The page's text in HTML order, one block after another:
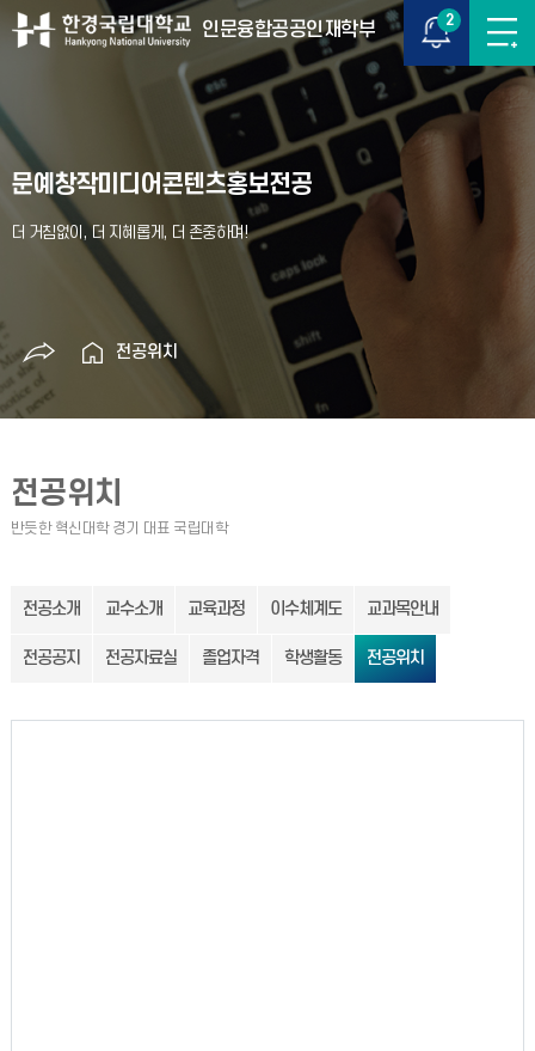
인문융합공공인재학부 2
문예창작미디어콘텐츠홍보전공
전공위치
전공위치
전공소개 교수소개 교육과정 이수체계도 교과목안내
전공공지 전공자료실 졸업자격 학생활동 전공위치